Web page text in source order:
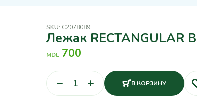
SKU: C2078089
Лежак RECTANGULAR
MDL 700
В КОРЗИНУ